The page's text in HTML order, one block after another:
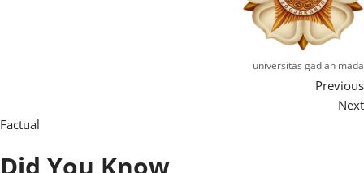
universitas gadjah mada
Previous
Next
Factual
Did You Know